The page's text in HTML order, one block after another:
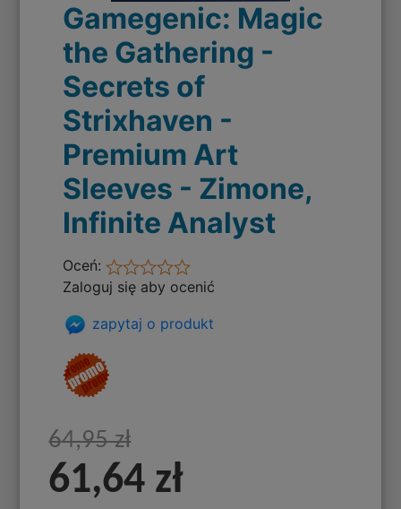
Gamegenic: Magic
the Gathering -
Secrets of
Strixhaven -
Premium Art
Sleeves - Zimone,
Infinite Analyst
Oceń:
Zaloguj się aby ocenić
zapytaj o produkt
64,95 zł
61,64 zł